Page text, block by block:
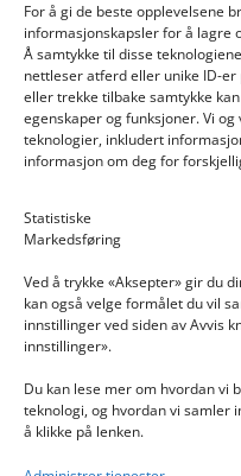
For å gi de beste opplevelsene
informasjonskapsler for å lagre
Å samtykke til disse
nettleser atferd eller unike ID-
eller trekke tilbake samtykke
egenskaper og funksjoner. Vi
teknologier, inkludert
informasjon om deg for
Statistiske
Markedsføring
Ved å trykke «Aksepter» gir du
kan også velge formålet du vil
innstillinger ved siden av Avvis
innstillinger».
Du kan lese mer om hvordan vi
teknologi, og hvordan vi samler
å klikke på lenken.